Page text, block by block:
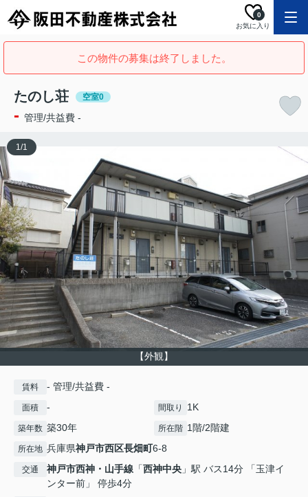
お気に入り
0
この物件の募集は終了しました。
たのし荘 空室0
- 管理/共益費 -
【外観】
1/1
賃料 - 管理/共益費 -
面積 - 間取り 1K
築年数 築30年 所在階 1階/2階建
所在地 兵庫県神戸市西区長畑町6-8
交通 神戸市西神・山手線 「西神中央 」駅 バス14分 「玉津イ
ンター前」 停歩4分